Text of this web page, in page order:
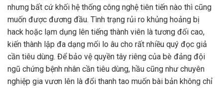
nhưng bất cứ khối hệ thống công nghệ tiên tiến nào thì cũng
muốn được đương đầu. Tình trạng rủi ro khủng hoảng bị
hack hoặc lạm dụng lên tiếng thành viên là tương đối cao,
kiến thành lập đa dạng mối lo âu cho rất nhiều quý đọc giả
cần tiêu dùng. Để bảo vệ quyền tây riêng của bè đảng đội
ngũ chứng bệnh nhân cần tiêu dùng, hầu cũng như chuyên
nghiệp gia vươn lên là đổi thanh tao muốn bài bản không chỉ